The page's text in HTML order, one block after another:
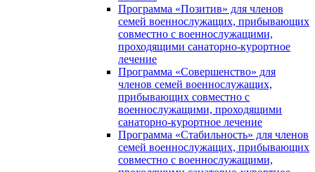
Программа «Позитив» для членов
семей военнослужащих, прибывающих
совместно с военнослужащими,
проходящими санаторно-курортное
лечение
Программа «Совершенство» для
членов семей военнослужащих,
прибывающих совместно с
военнослужащими, проходящими
санаторно-курортное лечение
Программа «Стабильность» для членов
семей военнослужащих, прибывающих
совместно с военнослужащими,